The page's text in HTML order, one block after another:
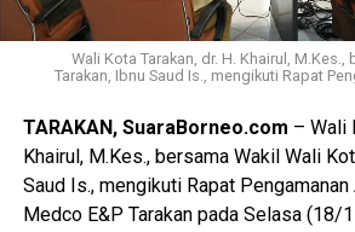
Wali Kota Tarakan, dr. H. Khairul, M.Kes.,
Tarakan, Ibnu Saud Is., mengikuti Rapat
TARAKAN, SuaraBorneo.com – Wali
Khairul, M.Kes., bersama Wakil Wali
Saud Is., mengikuti Rapat
Medco E&P Tarakan pada Selasa (18/